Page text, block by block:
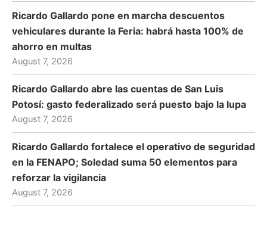
Ricardo Gallardo pone en marcha descuentos
vehiculares durante la Feria: habrá hasta 100% de
ahorro en multas
August 7, 2026
Ricardo Gallardo abre las cuentas de San Luis
Potosí: gasto federalizado será puesto bajo la lupa
August 7, 2026
Ricardo Gallardo fortalece el operativo de seguridad
en la FENAPO; Soledad suma 50 elementos para
reforzar la vigilancia
August 7, 2026